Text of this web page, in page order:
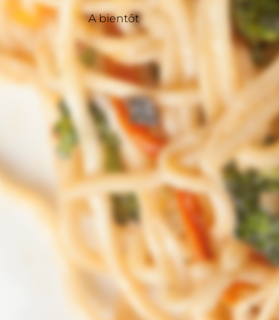
A bientôt